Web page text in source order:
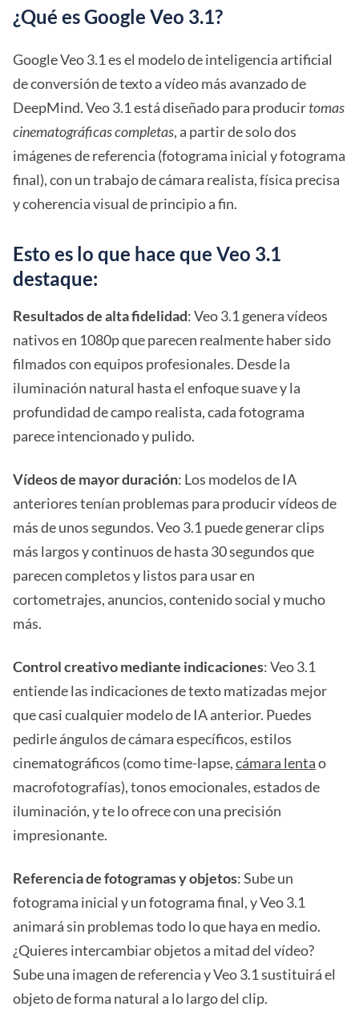
¿Qué es Google Veo 3.1?
Google Veo 3.1 es el modelo de inteligencia artificial
de conversión de texto a vídeo más avanzado de
DeepMind. Veo 3.1 está diseñado para producirtomas
cinematográficas completas, a partir de solo dos
imágenes de referencia (fotograma inicial y fotograma
final), con un trabajo de cámara realista, física precisa
y coherencia visual de principio a fin.
Esto es lo que hace que Veo 3.1
destaque:
Resultados de alta fidelidad: Veo 3.1 genera vídeos
nativos en 1080p que parecen realmente haber sido
filmados con equipos profesionales. Desde la
iluminación natural hasta el enfoque suave y la
profundidad de campo realista, cada fotograma
parece intencionado y pulido.
Vídeos de mayor duración: Los modelos de IA
anteriores tenían problemas para producir vídeos de
más de unos segundos. Veo 3.1 puede generar clips
más largos y continuos de hasta 30 segundos que
parecen completos y listos para usar en
cortometrajes, anuncios, contenido social y mucho
más.
Control creativo mediante indicaciones: Veo 3.1
entiende las indicaciones de texto matizadas mejor
que casi cualquier modelo de IA anterior. Puedes
pedirle ángulos de cámara específicos, estilos
cinematográficos (como time-lapse,cámara lentao
macrofotografías), tonos emocionales, estados de
iluminación, y te lo ofrece con una precisión
impresionante.
Referencia de fotogramas y objetos: Sube un
fotograma inicial y un fotograma final, y Veo 3.1
animará sin problemas todo lo que haya en medio.
¿Quieres intercambiar objetos a mitad del vídeo?
Sube una imagen de referencia y Veo 3.1 sustituirá el
objeto de forma natural a lo largo del clip.